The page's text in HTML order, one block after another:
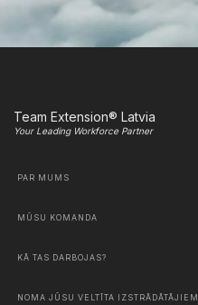
Team Extension® Latvia
Your Leading Workforce Partner
PAR MUMS
MŪSU KOMANDA
KĀ TAS DARBOJAS?
NOMA JŪSU VELTĪTA